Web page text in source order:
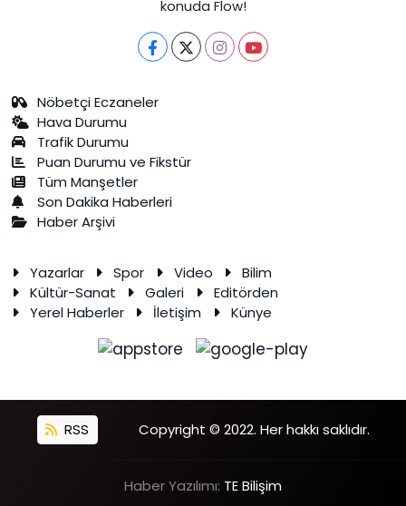
konuda Flow!
Nöbetçi Eczaneler
Hava Durumu
Trafik Durumu
Puan Durumu ve Fikstür
Tüm Manşetler
Son Dakika Haberleri
Haber Arşivi
Yazarlar Spor Video
Bilim
Kültür-Sanat
Galeri
Editörden
Yerel Haberler
İletişim Künye
RSS Copyright © 2022. Her hakkı saklıdır.
Haber Yazılımı: TE Bilişim